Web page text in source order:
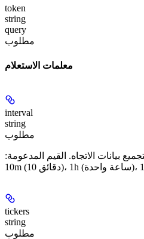
token
string
query
مطلوب
معلمات الاستعلام
interval
string
مطلوب
بيانات الاتجاه. القيم المدعومة:
tickers
string
مطلوب